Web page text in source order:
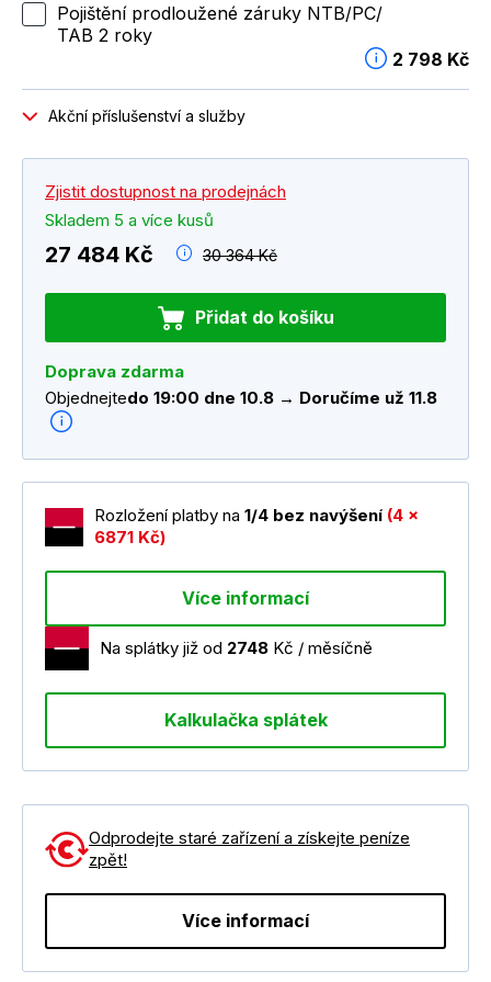
Pojištění prodloužené záruky NTB/PC/
TAB 2 roky
2 798 Kč
Akční příslušenství a služby
Zjistit dostupnost na prodejnách
Skladem 5 a více kusů
27 484 Kč 30 364 Kč
Přidat do košíku
Doprava zdarma
Objednejtedo 19:00 dne 10.8 → Doručíme už 11.8
Rozložení platby na 1/4 bez navýšení (4 x
6871 Kč)
Více informací
Na splátky již od 2748 Kč / měsíčně
Kalkulačka splátek
Odprodejte staré zařízení a získejte peníze
zpět!
Více informací